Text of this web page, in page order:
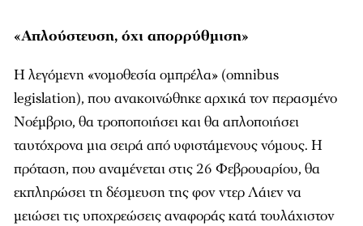
«Απλούστευση, όχι απορρύθμιση»
Η λεγόμενη «νομοθεσία ομπρέλα» (omnibus
legislation), που ανακοινώθηκε αρχικά τον περασμένο
Νοέμβριο, θα τροποποιήσει και θα απλοποιήσει
ταυτόχρονα μια σειρά από υφιστάμενους νόμους. Η
πρόταση, που αναμένεται στις 26 Φεβρουαρίου, θα
εκπληρώσει τη δέσμευση της φον ντερ Λάιεν να
μειώσει τις υποχρεώσεις αναφοράς κατά τουλάχιστον